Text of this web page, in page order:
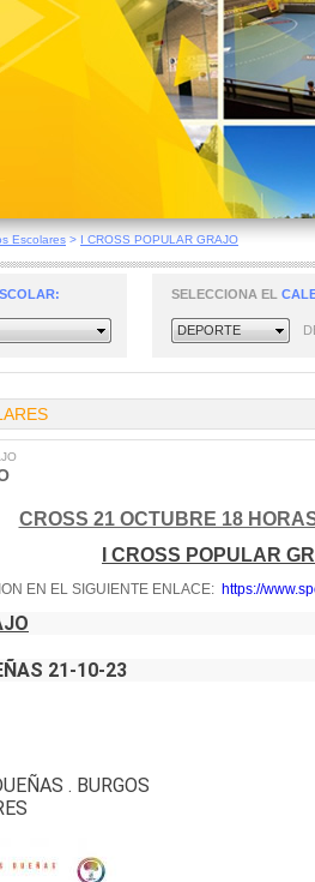
Escolares > I CROSS POPULAR GRAJO
SELECCIONA EL
DEPORTE
CROSS 21 OCTUBRE 18
I CROSS POPULAR
EN EL SIGUIENTE ENLACE: https://
21-10-23
. BURGOS